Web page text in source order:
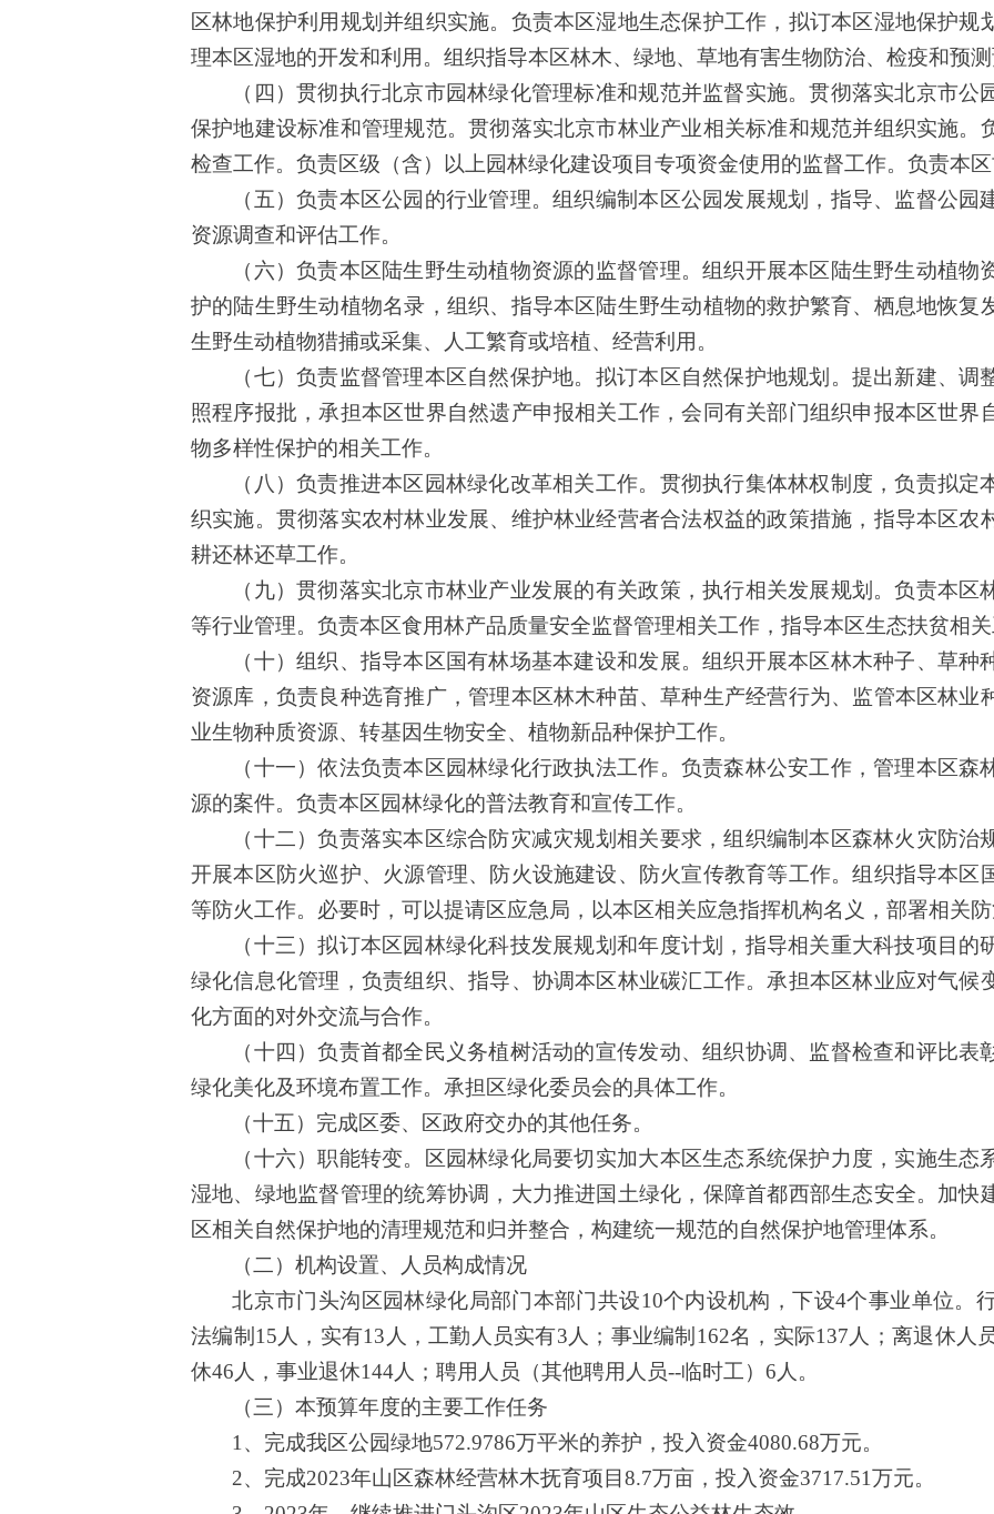
区林地保护利用规划并组织实施。负责本区湿地生态保护工作，拟订本区湿地保护规
理本区湿地的开发和利用。组织指导本区林木、绿地、草地有害生物防治、检疫和预
（四）贯彻执行北京市园林绿化管理标准和规范并监督实施。贯彻落实北京市公
保护地建设标准和管理规范。贯彻落实北京市林业产业相关标准和规范并组织实施。
检查工作。负责区级 （含）以上 园林绿化建设项目专项资金使用的监督工作。负责本
（五）负责本区公园的行业管理。组织编制本区公园发展规划
， 指导、监督公园
资源调查和评估工作。
（六）负责本区陆生野生动植物资源的监督管理。组织开展本区陆生野生动植
护的陆生野生动植物名录，组织、指导本区陆生野生动植物的救护繁育、栖息地恢复
生野生动植物猎捕或采集、人工繁育或培植、经营利用。
（七）负责监督管理本区自然保护地。拟订本区自然保护地规划。提出新建、
照程序报批，承担本区世界自然遗产申报相关工作，会同有关部门组织申报本区世界
物多样性保护的相关工作。
（八）负责推进本区园林绿化改革相关工作。贯彻执行集体林权制度 ，负责拟定
织实施。贯彻落实农村林业发展、维护林业经营者合法权益的政策措施，指导本区农
耕还林还草工作。
（九）贯彻落实北京市林业产业发展的有关政策，执行相关发展规划。负责本区
等行业管理。负责本区食用林产品质量安全监督管理相关工作，指导本区生态扶贫相
（十）组织、指导本区国有林场基本建设和发展。组织开展本区林木种子、草
资源库，负责良种选育推广，管理本区林木种苗、草种生产经营行为、监管本区林业
业生物种质资源、转基因生物安全、植物新品种保护工作。
（十一）依法负责本区园林绿化行政执法工作。负责森林公安工作，管理本区
源的案件。负责本区园林绿化的普法教育和宣传工作。
（十二）负责落实本区综合防灾减灾规划相关要求，组织编制本区森林火灾防
开展本区防火巡护、火源管理、防火设施建设、防火宣传教育等工作。组织指导本区
等防火工作。必要时，可以提请区应急局，以本 区相关应急指挥机构名义，部署相关
（十三）拟订本区园林绿化科技发展规划和年度计划，指导相关重大科技项目
绿化信息化管理，负责组织、指导、协调本区林业碳汇工作。承担本区林业应对气候
化方面的对外交流与合作。
（十四）负责首都全民义务植树活动的宣传发动、组织协调、监督检查和评比
绿化美化及环境布置工作。承担区绿化委员会的具体工作。
（十五） 完成区委、区政府交办的其他任务。
（十六）职能转变。区园林绿化局要切实加大本区生态系统保护力度，实施生
湿地、绿地监督管理的统筹协调，大力推进国土绿化，保障首都西部生态安全。加快
区相关自然保护地的清理规范和归并整合，构建统一规范的自然保护地管理体系。
（二）机构设置、人员构成情况
北京市门头沟区园林绿化局部门本部门共设10个内设机构，下设4个事业单位。
法编制 15人，实有13人，工勤人员实有3人 ；事业编制 162名，实际137 人；离退休人
休46 人，事业退休144人；聘用人员 （其他聘用人员--临时工） 6 人 。
（三）本预算年度的主要工作任务
1、完成我区公园绿地572.9786万平米的养护，投入资金4080.68万元。
2、完成2023年山区森林经营林木抚育项目8.7万亩，投入资金3717.51万元。